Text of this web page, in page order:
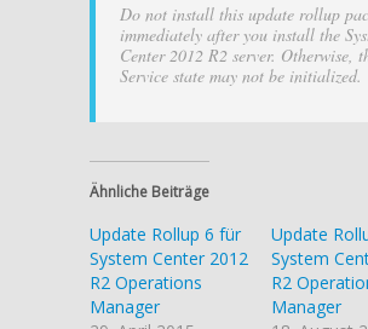
Do not install this update rollup
immediately after you install the
Center 2012 R2 server. Otherwise,
Service state may not be initialized.
Ähnliche Beiträge
Update Rollup 6 für
System Center 2012
R2 Operations
Manager
Update
System
R2
Manager